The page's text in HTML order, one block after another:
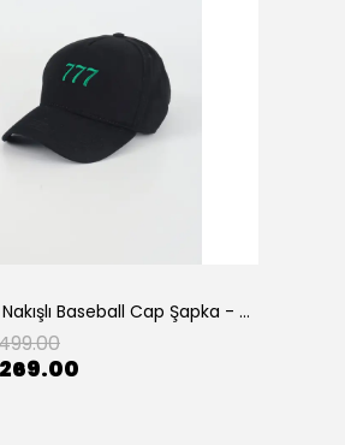
777 Yazılı Nakışlı Baseball Cap Şapka - Siyah